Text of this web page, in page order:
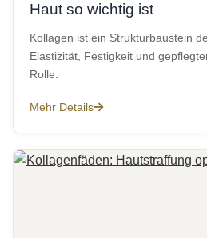
Haut so wichtig ist
Kollagen ist ein Strukturbaustein
Elastizität, Festigkeit und
Rolle.
Mehr Details